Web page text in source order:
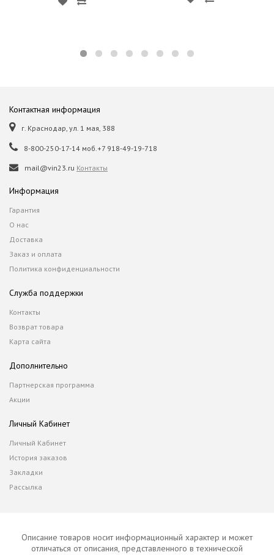
Контактная информация
г. Краснодар, ул. 1 мая, 388
8-800-250-17-14 моб.+7 918-49-19-718
mail@vin23.ru Контакты
Информация
Гарантия
О нас
Доставка
Заказ и оплата
Политика конфиденциальности
Служба поддержки
Контакты
Возврат товара
Карта сайта
Дополнительно
Партнерская программа
Акции
Личный Кабинет
Личный Кабинет
История заказов
Закладки
Рассылка
Описание товаров носит информационный характер и может
отличаться от описания, представленного в технической